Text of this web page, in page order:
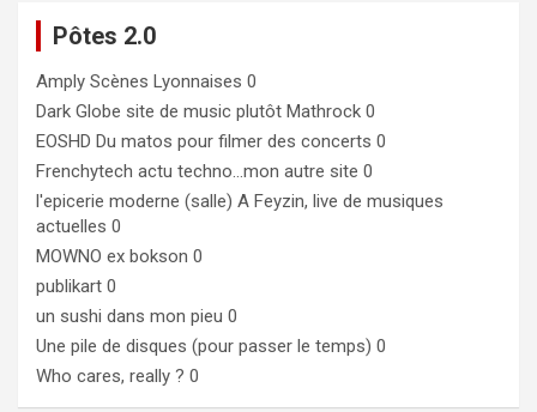
Pôtes 2.0
Amply Scènes Lyonnaises 0
Dark Globe site de music plutôt Mathrock 0
EOSHD Du matos pour filmer des concerts 0
Frenchytech actu techno…mon autre site 0
l'epicerie moderne (salle) A Feyzin, live de musiques
actuelles 0
MOWNO ex bokson 0
publikart 0
un sushi dans mon pieu 0
Une pile de disques (pour passer le temps) 0
Who cares, really ? 0